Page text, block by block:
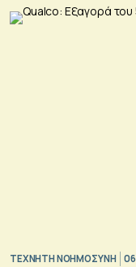
TΕΧΝΗΤΗ ΝΟΗΜΟΣΥΝΗ